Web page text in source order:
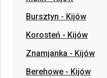
Bursztyn - Kijów
Korosteń - Kijów
Znamjanka - Kijów
Berehowe - Kijów